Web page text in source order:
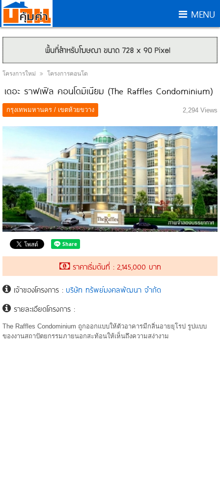
MENU
โครงการใหม่ โครงการคอนโด
เดอะ ราฟเฟิล คอนโดมิเนียม (The Raffles Condominium)
กรุงเทพมหานคร / เขตห้วยขวาง 2,294 Views
ราคาเริ่มต้นที่ : 2,145,000 บาท
เจ้าของโครงการ : บริษัท ทรัพย์มงคลพัฒนา จำกัด
รายละเอียดโครงการ :
The Raffles Condominium ถูกออกแบบให้ตัวอาคารมีกลิ่นอายยุโรป รูปแบบ
ของงานสถาปัตยกรรมภายนอกสะท้อนให้เห็นถึงความสง่างาม